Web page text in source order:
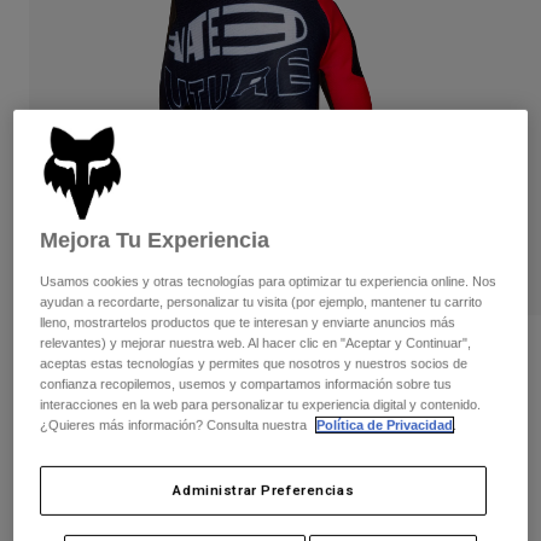
Pantalones largos
Pantalones cortos
Chaquetas y chalecos
Guantes
Protecciones
Gafas de protección
Calcetines
Accesorios
Recambios
Pantalones
Guantes
Chaquetas
Calcetines
Mochilas y accesorios
Recambios
Mujer
Camisetas y tops
Chaquetas
Pantalones
Camisas
Ver todo
Niños
Gafas de Protección
Ver todo
Moto
Cascos
Camisetas
Pantalones
Botas
Gafas de Protección
Opiniones
Guantes Flexair Elevated
39,99 € 23,99 € 40% OFF
Mejora Tu Experiencia
Usamos cookies y otras tecnologías para optimizar tu experiencia online. Nos
ayudan a recordarte, personalizar tu visita (por ejemplo, mantener tu carrito
lleno, mostrartelos productos que te interesan y enviarte anuncios más
relevantes) y mejorar nuestra web. Al hacer clic en "Aceptar y Continuar",
aceptas estas tecnologías y permites que nosotros y nuestros socios de
confianza recopilemos, usemos y compartamos información sobre tus
interacciones en la web para personalizar tu experiencia digital y contenido.
¿Quieres más información? Consulta nuestra
Política de Privacidad
Administrar Preferencias